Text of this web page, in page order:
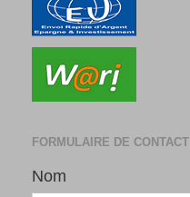
FORMULAIRE DE CONTACT
Nom